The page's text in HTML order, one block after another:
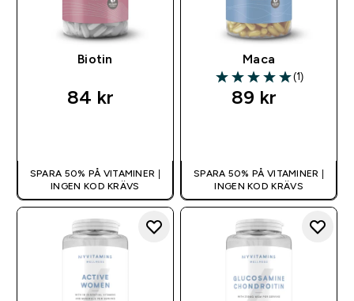
Biotin
84 kr‎
SPARA 50% PÅ VITAMINER |
INGEN KOD KRÄVS
Maca
5 out of 5 stars
(1)
89 kr‎
SPARA 50% PÅ VITAMINER |
INGEN KOD KRÄVS